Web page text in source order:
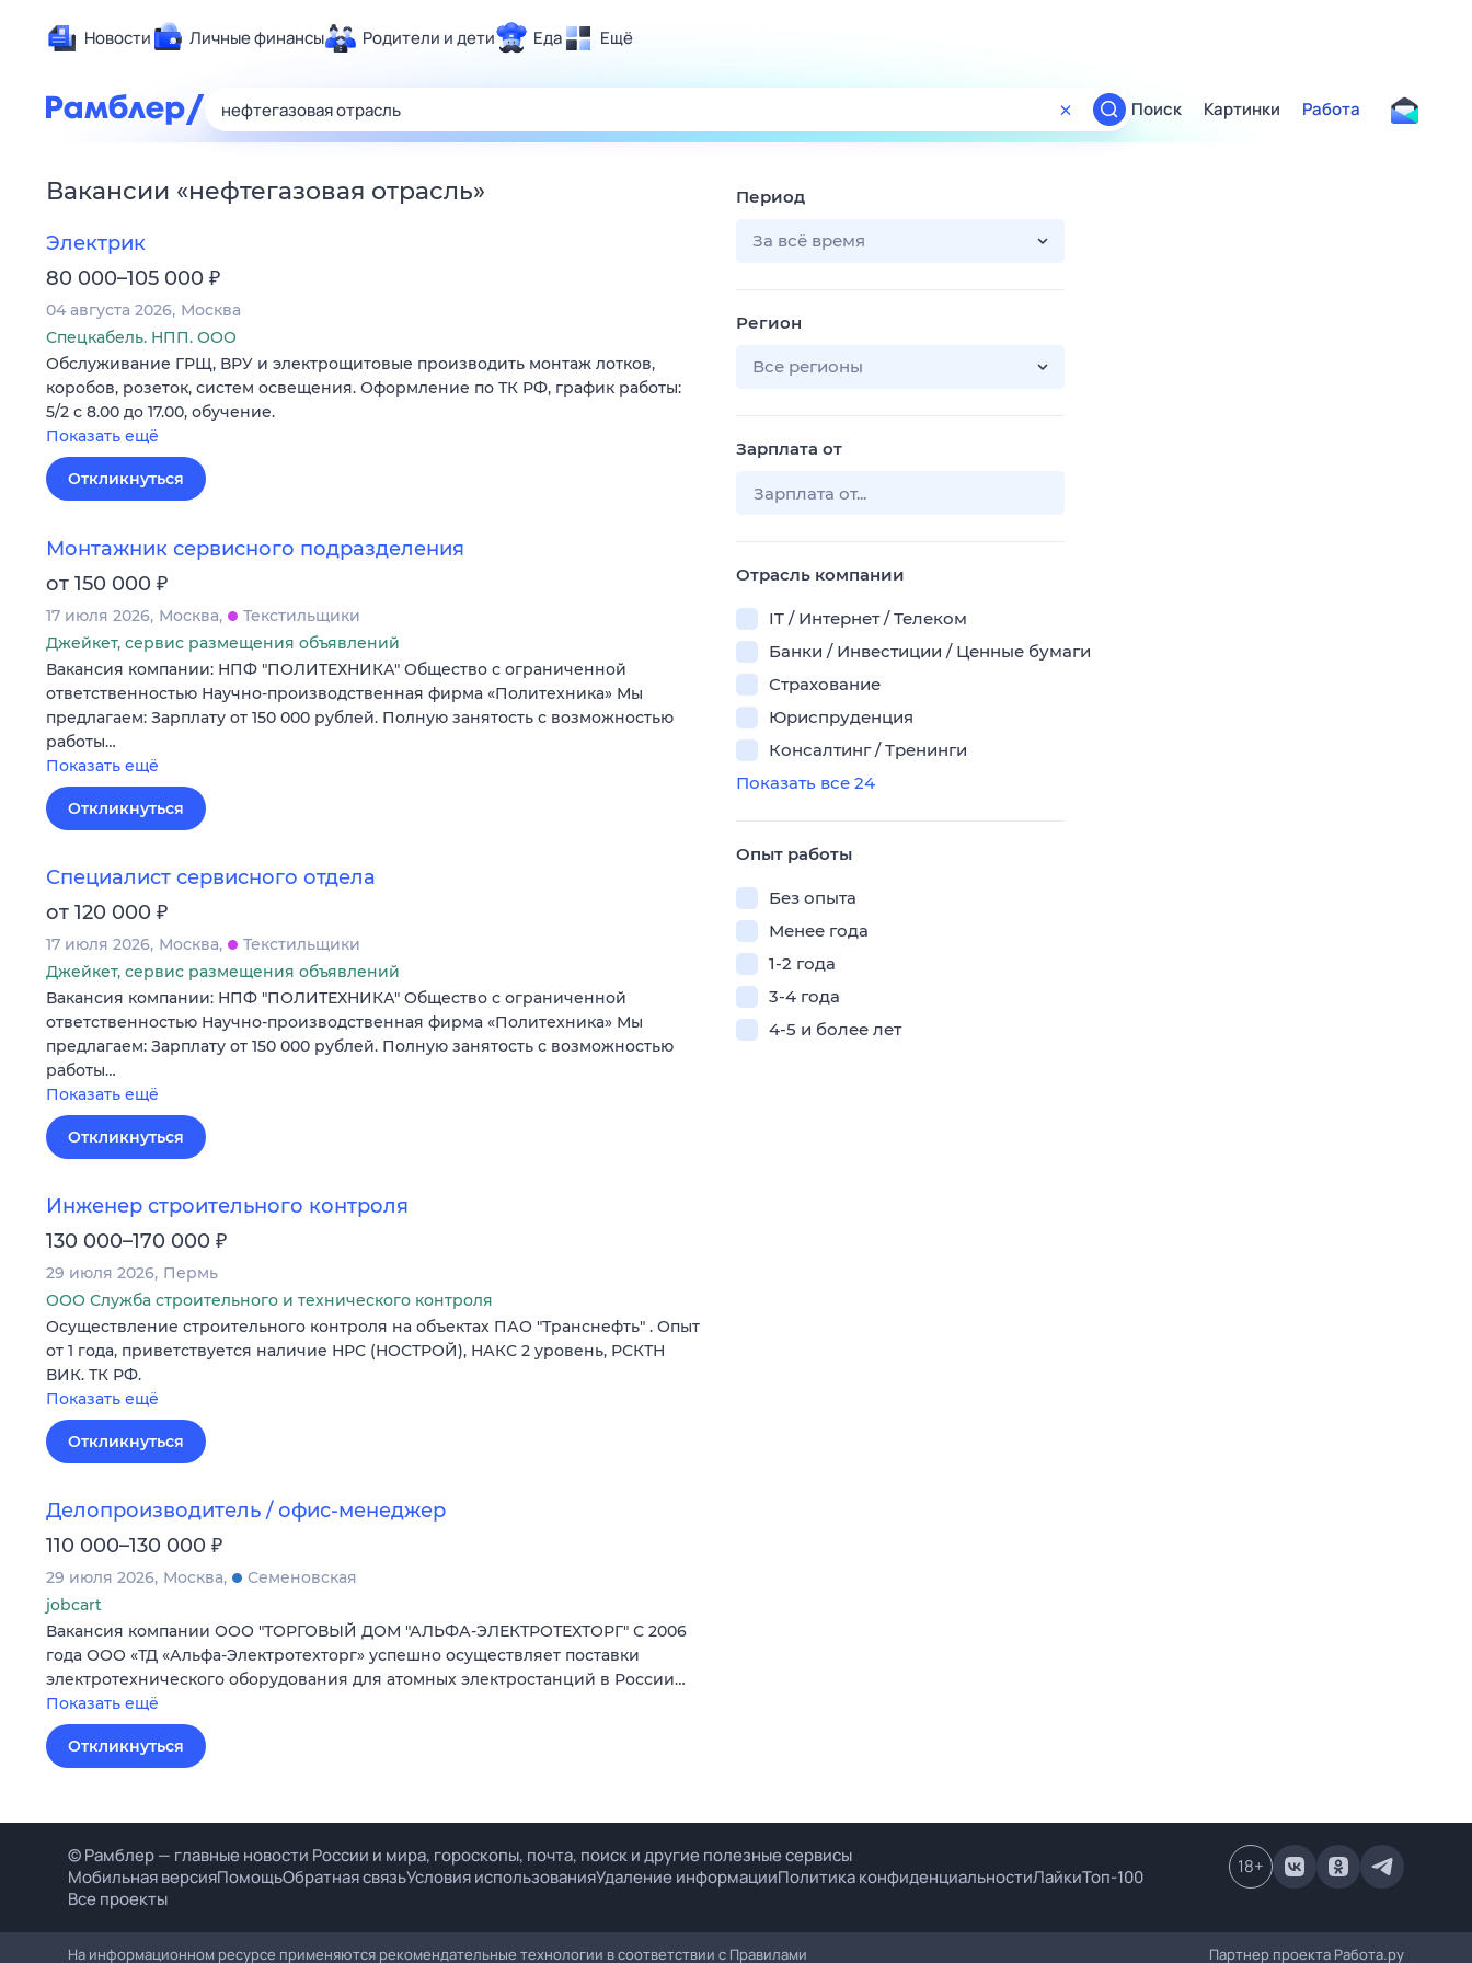
Новости Личные финансы Родители и дети Еда Ещё
Развлечения и отдых
Спорт
Сберегаем вместе
Гороскопы
Поиск
ТВ-программа
Поиск Картинки Работа
Вакансии «нефтегазовая отрасль»
Электрик
80 000–105 000 ₽
04 августа 2026 Москва
Спецкабель. НПП. ООО
Обслуживание ГРЩ, ВРУ и электрощитовые производить монтаж лотков,
коробов, розеток, систем освещения. Оформление по ТК РФ, график работы:
5/2 с 8.00 до 17.00, обучение.
Показать ещё
Откликнуться
Монтажник сервисного подразделения
от 150 000 ₽
17 июля 2026 Москва
Текстильщики
Джейкет, сервис размещения объявлений
Вакансия компании: НПФ "ПОЛИТЕХНИКА" Общество с ограниченной
ответственностью Научно-производственная фирма «Политехника» Мы
предлагаем: Зарплату от 150 000 рублей. Полную занятость с возможностью
работы…
Показать ещё
Откликнуться
Специалист сервисного отдела
от 120 000 ₽
17 июля 2026 Москва
Текстильщики
Джейкет, сервис размещения объявлений
Вакансия компании: НПФ "ПОЛИТЕХНИКА" Общество с ограниченной
ответственностью Научно-производственная фирма «Политехника» Мы
предлагаем: Зарплату от 150 000 рублей. Полную занятость с возможностью
работы…
Показать ещё
Откликнуться
Инженер строительного контроля
130 000–170 000 ₽
29 июля 2026 Пермь
ООО Служба строительного и технического контроля
Осуществление строительного контроля на объектах ПАО "Транснефть" . Опыт
от 1 года, приветствуется наличие НРС (НОСТРОЙ), НАКС 2 уровень, РСКТН
ВИК. ТК РФ.
Показать ещё
Откликнуться
Делопроизводитель / офис-менеджер
110 000–130 000 ₽
29 июля 2026 Москва
Семеновская
jobcart
Вакансия компании ООО "ТОРГОВЫЙ ДОМ "АЛЬФА-ЭЛЕКТРОТЕХТОРГ" С 2006
года ООО «ТД «Альфа-Электротехторг» успешно осуществляет поставки
электротехнического оборудования для атомных электростанций в России…
Показать ещё
Откликнуться
Период
За всё время
Регион
Все регионы
Зарплата от
Отрасль компании
IT / Интернет / Телеком
Банки / Инвестиции / Ценные бумаги
Страхование
Юриспруденция
Консалтинг / Тренинги
Показать все 24
Опыт работы
Без опыта
Менее года
1-2 года
3-4 года
4-5 и более лет
© Рамблер — главные новости России и мира, гороскопы, почта, поиск и другие полезные сервисы
Мобильная версияПомощьОбратная связьУсловия использованияУдаление информацииПолитика конфиденциальностиЛайкиТоп-100
Все проекты
18+
На информационном ресурсе применяются рекомендательные технологии в соответствии с Правилами Партнер проекта Работа.ру